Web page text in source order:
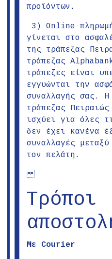
προϊόντων.
3) Online
γίνεται στο
της τράπεζας
τράπεζας
τράπεζες είναι
εγγυώνται την
συναλλαγής σας. Η
τράπεζας
ισχύει για όλες
δεν έχει κανένα
συναλλαγές
τον πελάτη.
Τρόποι
Με Cοurier